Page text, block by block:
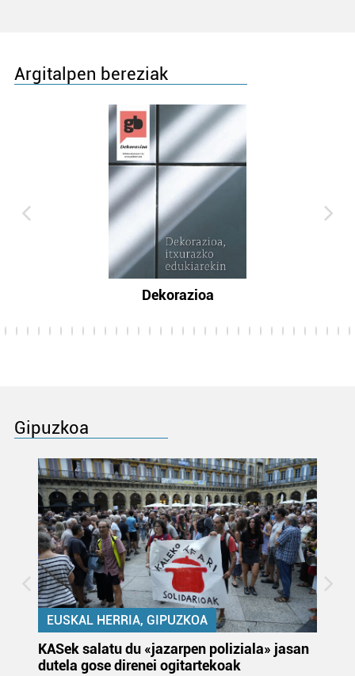
Argitalpen bereziak
Dekorazioa
Gipuzkoa
EUSKAL HERRIA, GIPUZKOA
KASek salatu du «jazarpen poliziala» jasan
dutela gose direnei ogitartekoak